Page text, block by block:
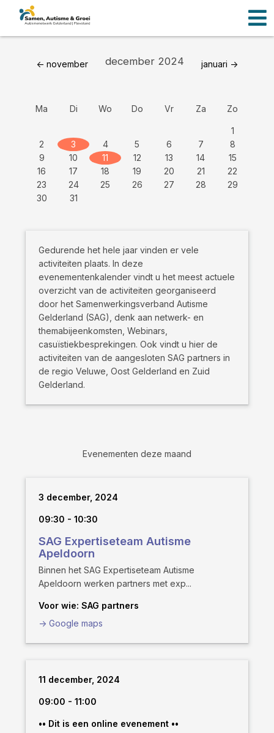
<- november december 2024 januari ->
Ma Di Wo Do Vr Za Zo
1
2
3 4 5 6 7
8
9
10 11 12 13 14
15
16
17 18 19 20 21
22
23
24 25 26 27 28
29
30
31
Gedurende het hele jaar vinden er vele
activiteiten plaats. In deze
evenementenkalender vindt u het meest actuele
overzicht van de activiteiten georganiseerd
door het Samenwerkingsverband Autisme
Gelderland (SAG), denk aan netwerk- en
themabijeenkomsten, Webinars,
casuïstiekbesprekingen. Ook vindt u hier de
activiteiten van de aangesloten SAG partners in
de regio Veluwe, Oost Gelderland en Zuid
Gelderland.
Evenementen deze maand
3 december, 2024
09:30 - 10:30
SAG Expertiseteam Autisme
Apeldoorn
Binnen het SAG Expertiseteam Autisme
Apeldoorn werken partners met exp...
Voor wie: SAG partners
-> Google maps
11 december, 2024
09:00 - 11:00
•• Dit is een online evenement ••